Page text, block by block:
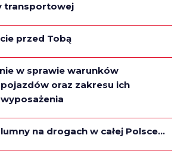
transportowej
przed Tobą
w sprawie warunków
oraz zakresu ich
na drogach w całej Polsce…